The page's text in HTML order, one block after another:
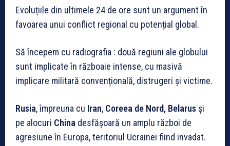
Evoluțiile din ultimele 24 de ore sunt un argument în
favoarea unui conflict regional cu potențial global.
Să începem cu radiografia : două regiuni ale globului
sunt implicate în războaie intense, cu masivă
implicare militară convențională, distrugeri și victime.
Rusia, împreuna cu Iran, Coreea de Nord, Belarus și
pe alocuri China desfășoară un amplu război de
agresiune în Europa, teritoriul Ucrainei fiind invadat.